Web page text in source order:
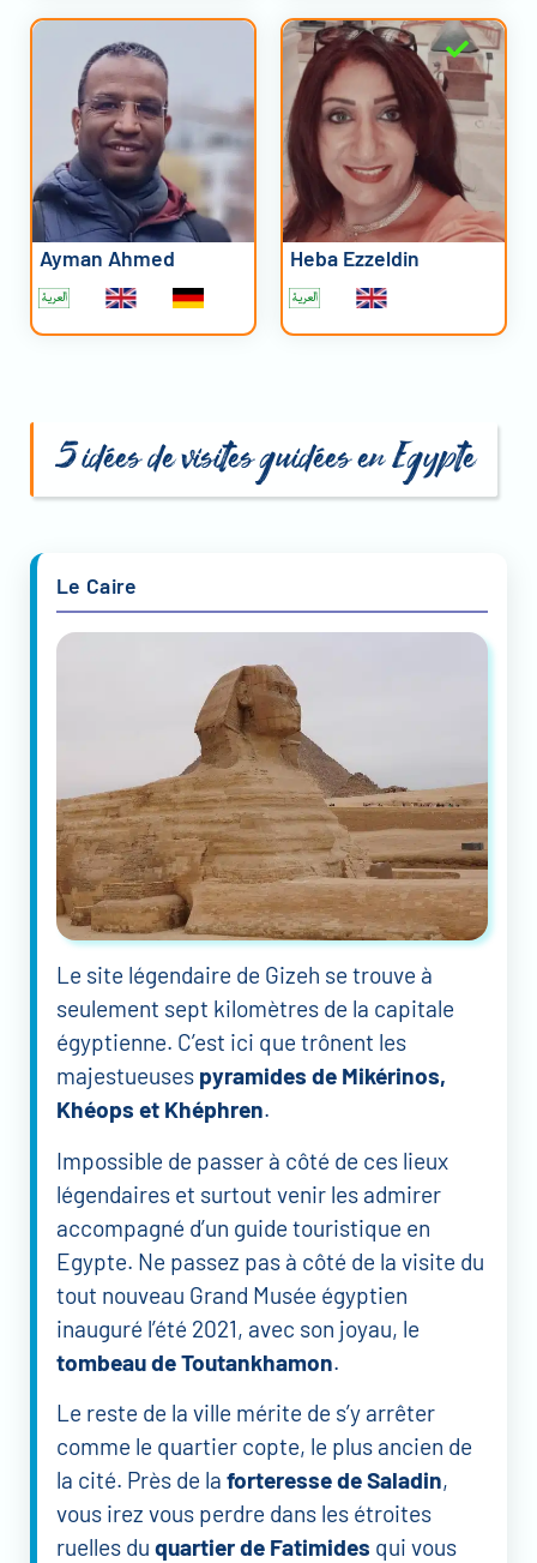
Ayman Ahmed Heba Ezzeldin
5 idées de visites guidées en Egypte
Le Caire
Le site légendaire de Gizeh se trouve à
seulement sept kilomètres de la capitale
égyptienne. C’est ici que trônent les
majestueuses pyramides de Mikérinos,
Khéops et Khéphren.
Impossible de passer à côté de ces lieux
légendaires et surtout venir les admirer
accompagné d’un guide touristique en
Egypte. Ne passez pas à côté de la visite du
tout nouveau Grand Musée égyptien
inauguré l’été 2021, avec son joyau, le
tombeau de Toutankhamon.
Le reste de la ville mérite de s’y arrêter
comme le quartier copte, le plus ancien de
la cité. Près de la forteresse de Saladin,
vous irez vous perdre dans les étroites
ruelles du quartier de Fatimides qui vous